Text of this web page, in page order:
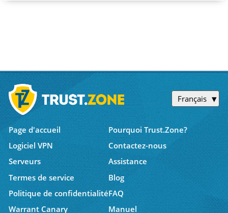
Français
Page d'accueil
Pourquoi Trust.Zone?
Logiciel VPN
Contactez-nous
Serveurs
Assistance
Termes de service
Blog
Politique de confidentialitéFAQ
Warrant Canary
Manuel